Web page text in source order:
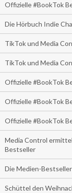
Offizielle #BookTok
Die Hörbuch Indie
TikTok und Media
TikTok und Media
Offizielle #BookTok
Offizielle #BookTok
Offizielle #BookTok
Media Control
Bestseller
Die Medien-
Schüttel den